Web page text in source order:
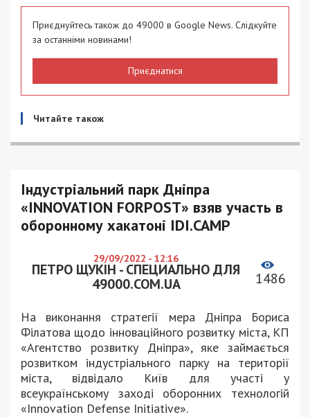
Приєднуйтесь також до 49000 в Google News. Слідкуйте
за останніми новинами!
Приєднатися
Читайте також
Індустріальний парк Дніпра
«INNOVATION FORPOST» взяв участь в
оборонному хакатоні IDI.CAMP
29/09/2022 - 12:16
ПЕТРО ЩУКІН - СПЕЦИАЛЬНО ДЛЯ
49000.COM.UA
1486
На виконання стратегії мера Дніпра Бориса
Філатова щодо інноваційного розвитку міста, КП
«Агентство розвитку Дніпра», яке займається
розвитком індустріального парку на території
міста, відвідало Київ для участі у
всеукраїнському заході оборонних технологій
«Innovation Defense Initiative».